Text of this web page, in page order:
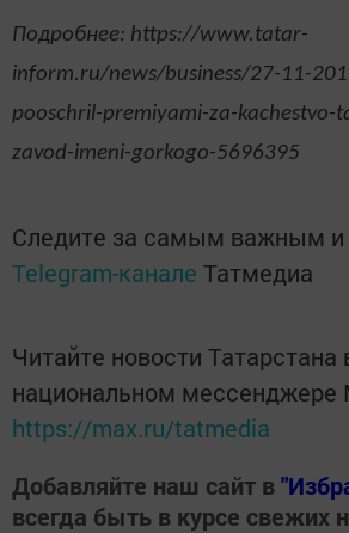
Подробнее: https://www.tatar-
inform.ru/news/business/27-11-
pooschril-premiyami-za-kachestvo-
zavod-imeni-gorkogo-5696395
Следите за самым важным и
Telegram-канале Татмедиа
Читайте новости Татарстана
национальном мессенджере
https://max.ru/tatmedia
Добавляйте наш сайт в
всегда быть в курсе свежих